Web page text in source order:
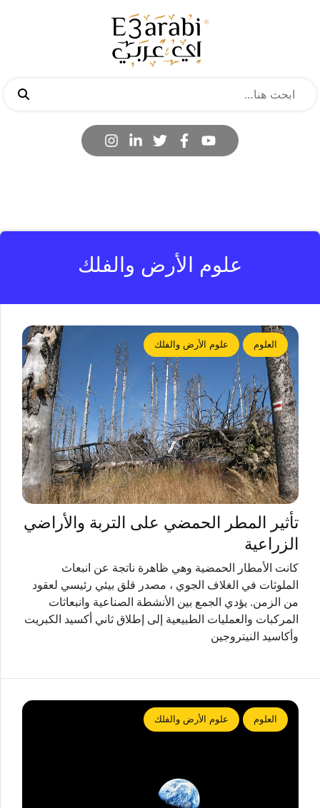
علوم الأرض والفلك
العلوم علوم الأرض والفلك
تأثير المطر الحمضي على التربة والأراضي
الزراعية
كانت الأمطار الحمضية وهي ظاهرة ناتجة عن انبعاث
الملوثات في الغلاف الجوي ، مصدر قلق بيئي رئيسي لعقود
من الزمن. يؤدي الجمع بين الأنشطة الصناعية وانبعاثات
المركبات والعمليات الطبيعية إلى إطلاق ثاني أكسيد الكبريت
وأكاسيد النيتروجين
العلوم علوم الأرض والفلك